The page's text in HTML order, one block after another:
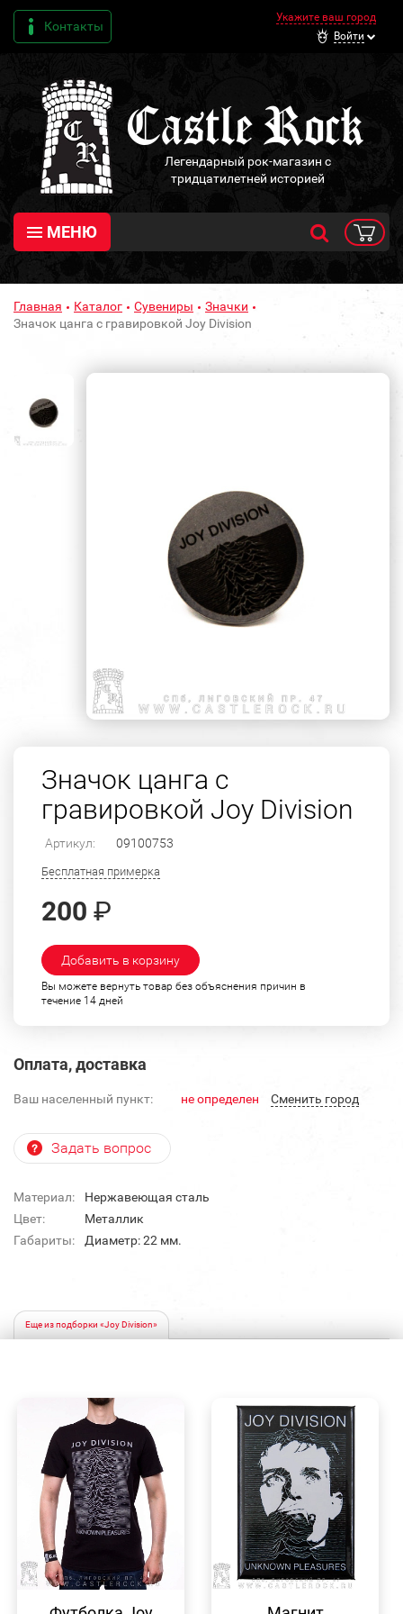
Контакты
Укажите ваш город
Войти
Легендарный рок-магазин с
тридцатилетней историей
МЕНЮ
Главная Каталог Сувениры
Значки
Значок цанга с гравировкой Joy Division
Значок цанга с
гравировкой Joy Division
Артикул: 09100753
Бесплатная примерка
200 ₽
Добавить в корзину
Вы можете вернуть товар без объяснения причин в
течение 14 дней
Оплата, доставка
Ваш населенный пункт: не определен Cменить город
Задать вопрос
Материал:
Нержавеющая сталь
Цвет:
Металлик
Габариты:
Диаметр: 22 мм.
Еще из подборки «Joy Division»
ПРОСМОТР